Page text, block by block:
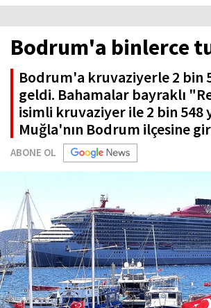
Bodrum'a binlerce
Bodrum'a kruvaziyerle 2 bin
geldi. Bahamalar bayraklı
isimli kruvaziyer ile 2 bin 548
Muğla'nın Bodrum ilçesine
ABONE OL